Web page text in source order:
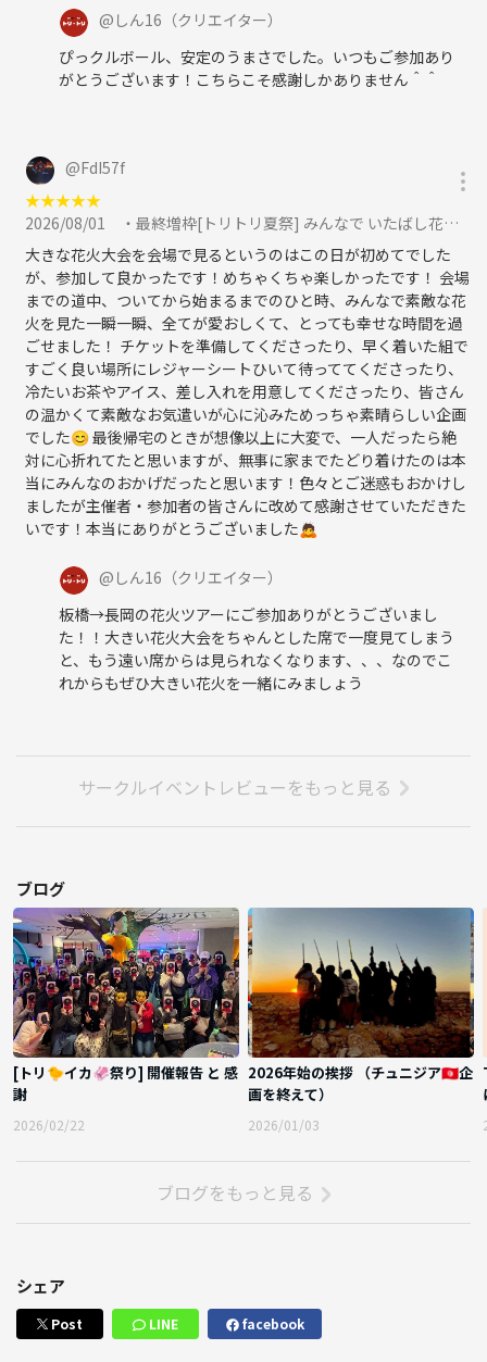
@ しん16 （クリエイター）
ぴっクルボール、安定のうまさでした。いつもご参加あり
がとうございます！こちらこそ感謝しかありません＾＾
@FdI57f
★★★★★
2026/08/01
・最終増枠[トリトリ夏祭] みんなで いたばし花火大会 ＜有料自由席確保済＞ に参加
大きな花火大会を会場で見るというのはこの日が初めてでした
が、参加して良かったです！めちゃくちゃ楽しかったです！ 会場
までの道中、ついてから始まるまでのひと時、みんなで素敵な花
火を見た一瞬一瞬、全てが愛おしくて、とっても幸せな時間を過
ごせました！ チケットを準備してくださったり、早く着いた組で
すごく良い場所にレジャーシートひいて待っててくださったり、
冷たいお茶やアイス、差し入れを用意してくださったり、皆さん
の温かくて素敵なお気遣いが心に沁みためっちゃ素晴らしい企画
でした😊 最後帰宅のときが想像以上に大変で、一人だったら絶
対に心折れてたと思いますが、無事に家までたどり着けたのは本
当にみんなのおかげだったと思います！色々とご迷惑もおかけし
ましたが主催者・参加者の皆さんに改めて感謝させていただきた
いです！本当にありがとうございました🙇
@ しん16 （クリエイター）
板橋→長岡の花火ツアーにご参加ありがとうございまし
た！！大きい花火大会をちゃんとした席で一度見てしまう
と、もう遠い席からは見られなくなります、、、なのでこ
れからもぜひ大きい花火を一緒にみましょう
サークルイベントレビューをもっと見る
ブログ
[トリ🐤イカ🦑祭り] 開催報告 と 感
謝
2026/02/22
2026年始の挨拶 （チュニジア🇹🇳企
画を終えて）
2026/01/03
ブログをもっと見る
シェア
Post LINE facebook